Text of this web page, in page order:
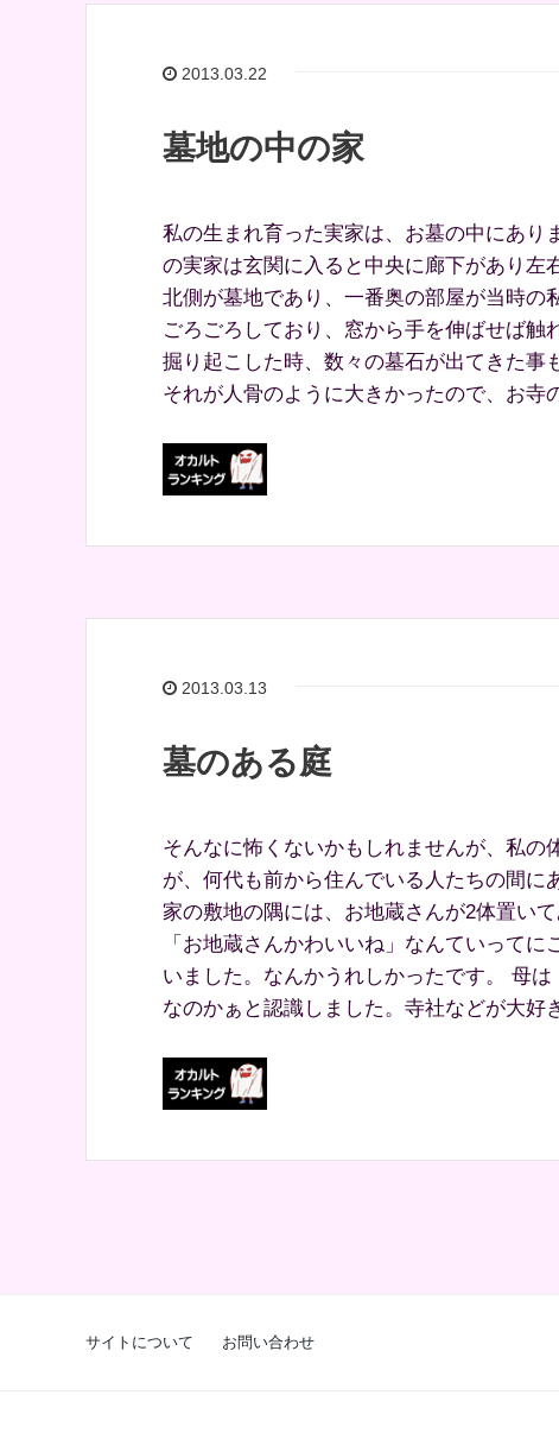
2013.03.22
墓地の中の家
私の生まれ育った実家は、お墓の中にあ
の実家は玄関に入ると中央に廊下があり
北側が墓地であり、一番奥の部屋が当時
ごろごろしており、窓から手を伸ばせば
掘り起こした時、数々の墓石が出てきた事
それが人骨のように大きかったので、お寺
2013.03.13
墓のある庭
そんなに怖くないかもしれませんが、私
が、何代も前から住んでいる人たちの間に
家の敷地の隅には、お地蔵さんが2体置い
「お地蔵さんかわいいね」なんていって
いました。なんかうれしかったです。 母
なのかぁと認識しました。寺社などが大好
サイトについて お問い合わせ